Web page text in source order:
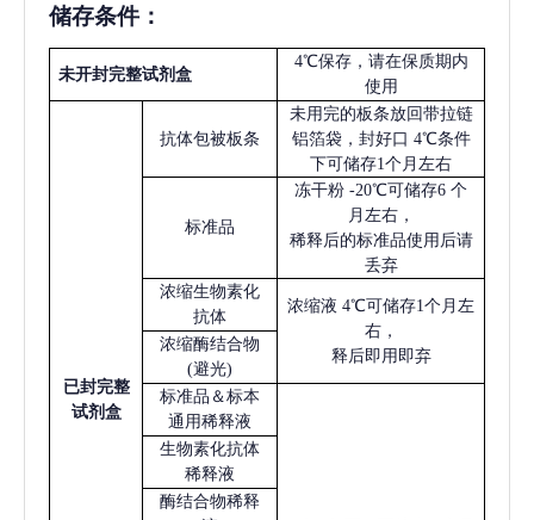
储存条件：
未开封完整试剂盒
4℃保存，请在保质期内
使用
已封完整
试剂盒
抗体包被板条
未用完的板条放回带拉链
铝箔袋，封好口 4℃条件
下可储存1个月左右
标准品
冻干粉 -20℃可储存6 个
月左右，
稀释后的标准品使用后请
丢弃
浓缩生物素化
抗体
浓缩液 4℃可储存1个月左
右，
释后即用即弃
浓缩酶结合物
(避光)
标准品＆标本
通用稀释液
生物素化抗体
稀释液
酶结合物稀释